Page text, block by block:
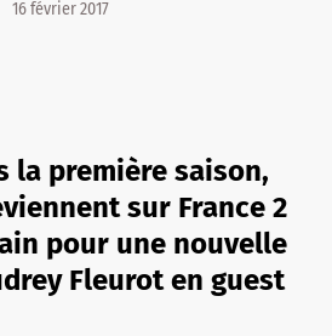
16 février 2017
la première saison,
sur France 2
pour une nouvelle
Fleurot en guest